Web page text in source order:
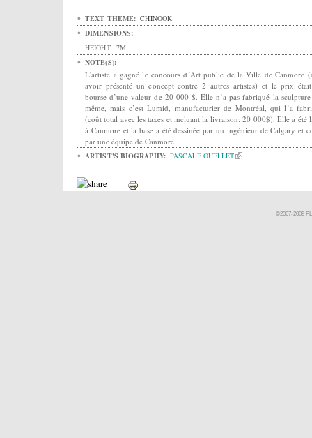
TEXT THEME: CHINOOK
DIMENSIONS:
HEIGHT: 7M
NOTE(S):
L'artiste a gagné le concours d’Art public de la Ville de Canmore
avoir présenté un concept contre 2 autres artistes) et le prix
bourse d’une valeur de 20 000 $. Elle n’a pas fabriqué la
même, mais c’est Lumid, manufacturier de Montréal, qui l’a
(coût total avec les taxes et incluant la livraison: 20 000$). Elle a été
à Canmore et la base a été dessinée par un ingénieur de Calgary et
par une équipe de Canmore.
ARTIST'S BIOGRAPHY: PASCALE OUELLET
©2007-2009